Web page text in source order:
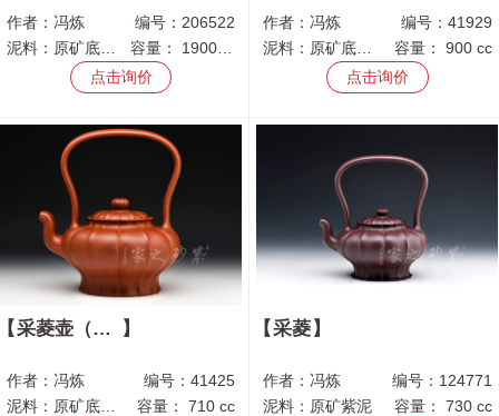
作者： 冯炼 编号： 206522
泥料： 原矿底槽青 容量： 1900 cc
点击询价
作者： 冯炼 编号：41929
泥料： 原矿底槽青 容量：900 cc
点击询价
采菱壶（景舟杯金奖）
作者： 冯炼 编号：41425
泥料： 原矿底槽青 容量：710 cc
采菱
作者： 冯炼 编号： 124771
泥料： 原矿紫泥 容量：730 cc